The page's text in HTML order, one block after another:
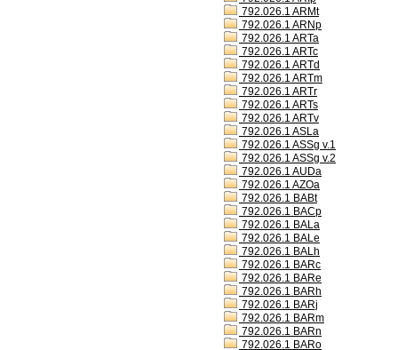
792.026.1 ARMt
792.026.1 ARNp
792.026.1 ARTa
792.026.1 ARTc
792.026.1 ARTd
792.026.1 ARTm
792.026.1 ARTr
792.026.1 ARTs
792.026.1 ARTv
792.026.1 ASLa
792.026.1 ASSg v.1
792.026.1 ASSg v.2
792.026.1 AUDa
792.026.1 AZOa
792.026.1 BABt
792.026.1 BACp
792.026.1 BALa
792.026.1 BALe
792.026.1 BALh
792.026.1 BARc
792.026.1 BARe
792.026.1 BARh
792.026.1 BARj
792.026.1 BARm
792.026.1 BARn
792.026.1 BARo